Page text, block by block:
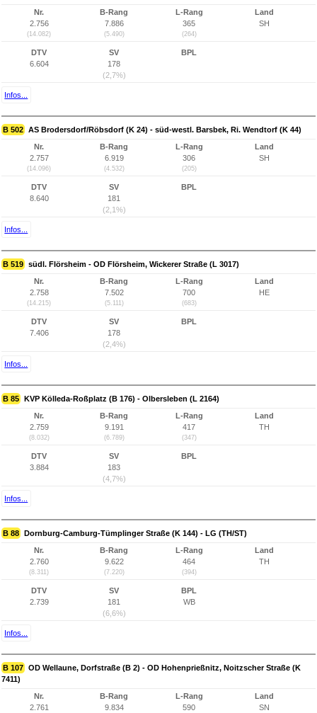
Nr.
2.756
(14.082)
B-Rang
7.886
(5.490)
L-Rang
365
(264)
Land
SH
DTV
6.604
SV
178
(2,7%)
BPL
Infos...
B 502 AS Brodersdorf/Röbsdorf (K 24) - süd-westl. Barsbek, Ri. Wendtorf (K 44)
Nr.
2.757
(14.096)
B-Rang
6.919
(4.532)
L-Rang
306
(205)
Land
SH
DTV
8.640
SV
181
(2,1%)
BPL
Infos...
B 519 südl. Flörsheim - OD Flörsheim, Wickerer Straße (L 3017)
Nr.
2.758
(14.215)
B-Rang
7.502
(5.111)
L-Rang
700
(683)
Land
HE
DTV
7.406
SV
178
(2,4%)
BPL
Infos...
B 85 KVP Kölleda-Roßplatz (B 176) - Olbersleben (L 2164)
Nr.
2.759
(8.032)
B-Rang
9.191
(6.789)
L-Rang
417
(347)
Land
TH
DTV
3.884
SV
183
(4,7%)
BPL
Infos...
B 88 Dornburg-Camburg-Tümplinger Straße (K 144) - LG (TH/ST)
Nr.
2.760
(8.311)
B-Rang
9.622
(7.220)
L-Rang
464
(394)
Land
TH
DTV
2.739
SV
181
(6,6%)
BPL
WB
Infos...
B 107 OD Wellaune, Dorfstraße (B 2) - OD Hohenprießnitz, Noitzscher Straße (K
7411)
Nr.
2.761
B-Rang
9.834
L-Rang
590
Land
SN